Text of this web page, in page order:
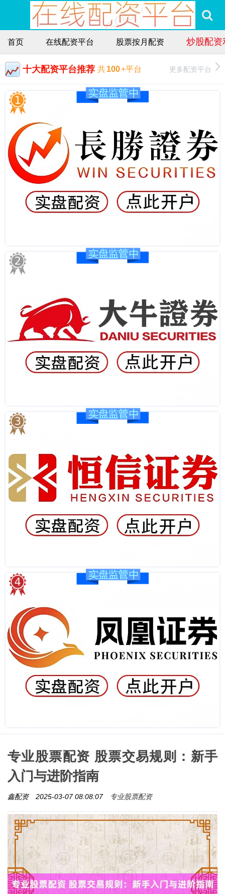
首页 在线配资平台 股票按月配资 炒股配资
十大配资平台推荐 共100+平台 更多配资平台
专业股票配资 股票交易规则：新手
入门与进阶指南
鑫配资 2025-03-07 08:08:07 专业股票配资